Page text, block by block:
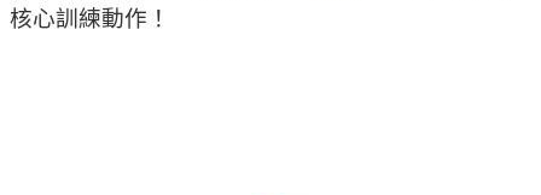
核心訓練動作！